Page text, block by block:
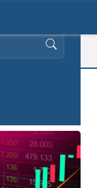
البحث عن: